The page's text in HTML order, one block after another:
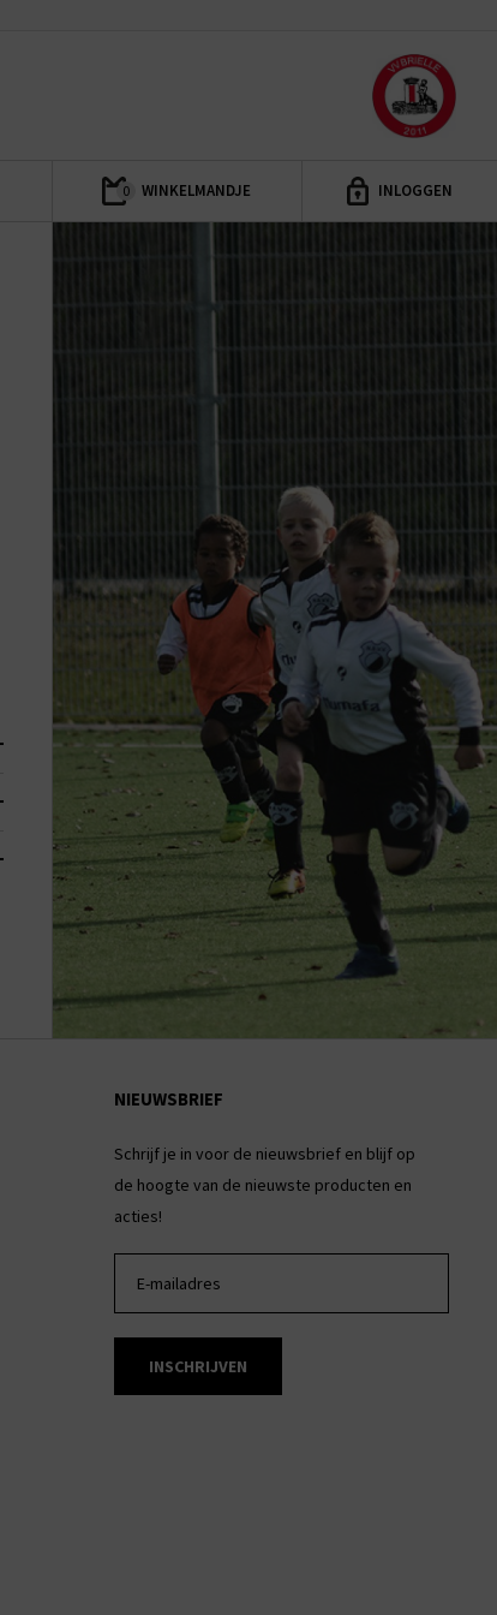
0 WINKELMANDJE INLOGGEN
NIEUWSBRIEF
Schrijf je in voor de nieuwsbrief en blijf op
de hoogte van de nieuwste producten en
acties!
INSCHRIJVEN